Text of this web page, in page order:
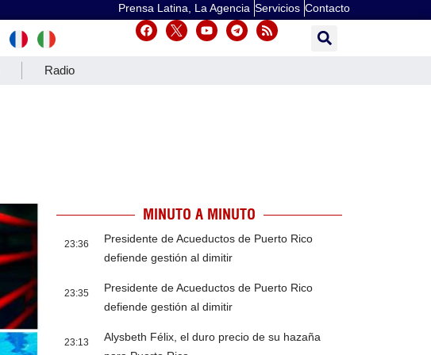
Prensa Latina, La Agencia Servicios Contacto
Radio
MINUTO A MINUTO
23:36
Presidente de Acueductos de Puerto Rico
defiende gestión al dimitir
23:35
Presidente de Acueductos de Puerto Rico
defiende gestión al dimitir
23:13
Alysbeth Félix, el duro precio de su hazaña